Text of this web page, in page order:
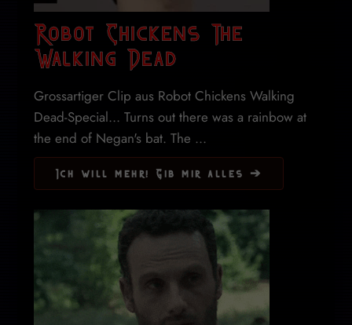
Robot Chickens The
Walking Dead
Grossartiger Clip aus Robot Chickens Walking
Dead-Special... Turns out there was a rainbow at
the end of Negan's bat. The ...
Ich will mehr! Gib mir alles ➔